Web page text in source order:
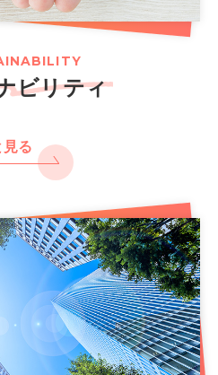
ビリティ
見る